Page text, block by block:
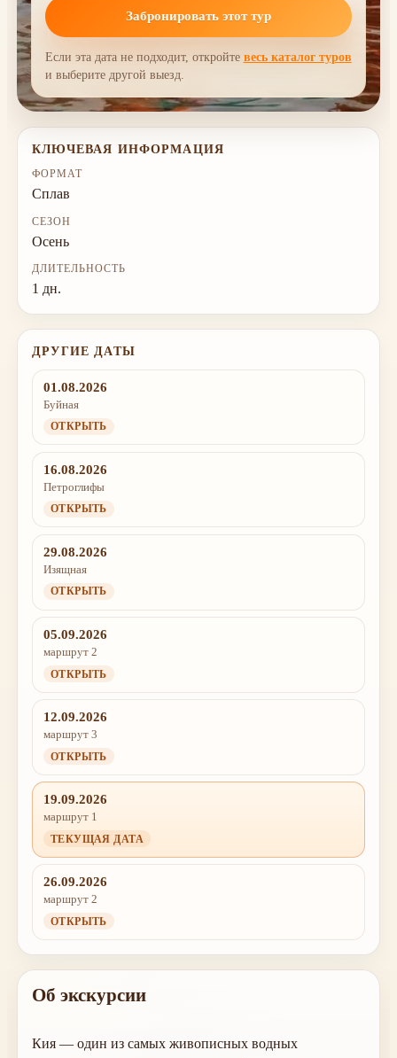
Забронировать этот тур
Если эта дата не подходит, откройте весь каталог туров
и выберите другой выезд.
Об экскурсии
Кия — один из самых живописных водных
КЛЮЧЕВАЯ ИНФОРМАЦИЯ
ФОРМАТ
Сплав
СЕЗОН
Осень
ДЛИТЕЛЬНОСТЬ
1 дн.
ДРУГИЕ ДАТЫ
01.08.2026
Буйная
ОТКРЫТЬ
16.08.2026
Петроглифы
ОТКРЫТЬ
29.08.2026
Изящная
ОТКРЫТЬ
05.09.2026
маршрут 2
ОТКРЫТЬ
12.09.2026
маршрут 3
ОТКРЫТЬ
19.09.2026
маршрут 1
ТЕКУЩАЯ ДАТА
26.09.2026
маршрут 2
ОТКРЫТЬ